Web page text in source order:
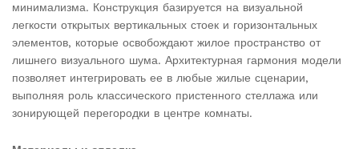
минимализма. Конструкция базируется на визуальной
легкости открытых вертикальных стоек и горизонтальных
элементов, которые освобождают жилое пространство от
лишнего визуального шума. Архитектурная гармония модели
позволяет интегрировать ее в любые жилые сценарии,
выполняя роль классического пристенного стеллажа или
зонирующей перегородки в центре комнаты.